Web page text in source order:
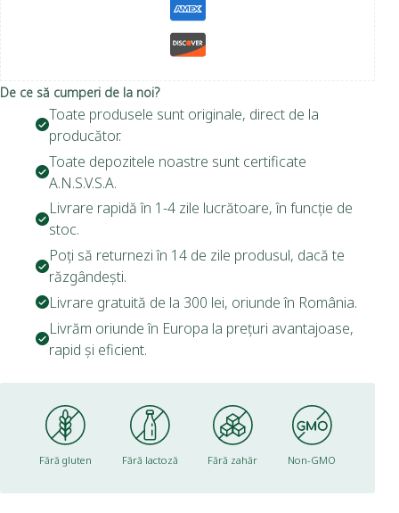
De ce să cumperi de la noi?
Toate produsele sunt originale, direct de la
producător.
Toate depozitele noastre sunt certificate
A.N.S.V.S.A.
Livrare rapidă în 1-4 zile lucrătoare, în funcție de
stoc.
Poți să returnezi în 14 de zile produsul, dacă te
răzgândești.
Livrare gratuită de la 300 lei, oriunde în România.
Livrăm oriunde în Europa la prețuri avantajoase,
rapid și eficient.
Fără gluten Fără lactoză Fără zahăr Non-GMO